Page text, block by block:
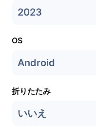
2023
OS
Android
折りたたみ
いいえ